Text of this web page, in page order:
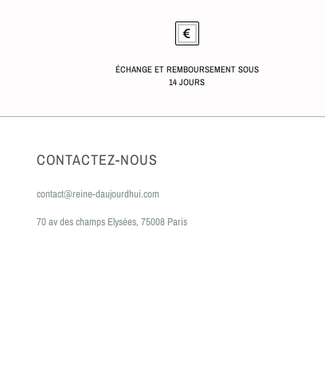
ÉCHANGE ET REMBOURSEMENT SOUS
14 JOURS
CONTACTEZ-NOUS
contact@reine-daujourdhui.com
70 av des champs Elysées, 75008 Paris